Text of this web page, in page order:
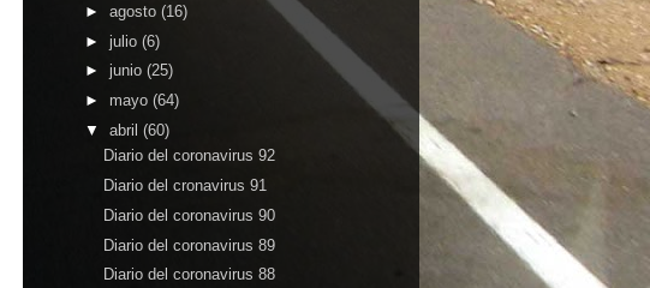
► agosto (16)
► julio (6)
► junio (25)
► mayo (64)
▼ abril (60)
Diario del coronavirus 92
Diario del cronavirus 91
Diario del coronavirus 90
Diario del coronavirus 89
Diario del coronavirus 88